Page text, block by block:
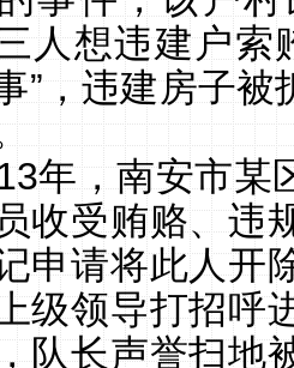
人想违建户索
”，违建房子
年，南安市某
收受贿赂、违
申请将此人开
级领导打招呼
队长声誉扫地